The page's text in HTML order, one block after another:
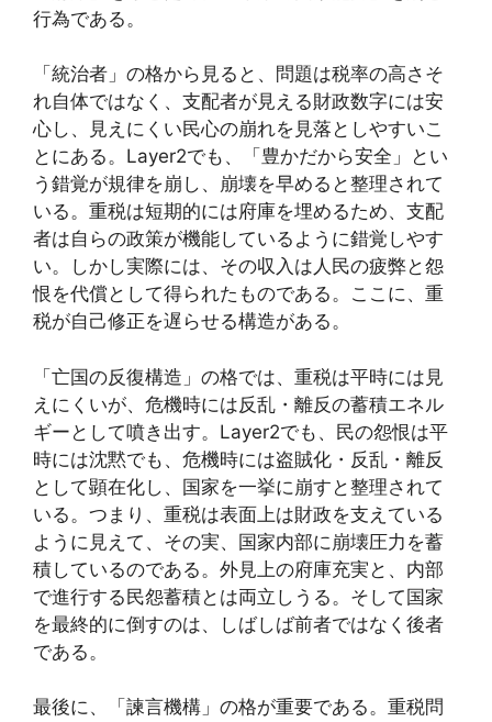
行為である。
「統治者」の格から見ると、問題は税率の高さそ
れ自体ではなく、支配者が見える財政数字には安
心し、見えにくい民心の崩れを見落としやすいこ
とにある。Layer2でも、「豊かだから安全」とい
う錯覚が規律を崩し、崩壊を早めると整理されて
いる。重税は短期的には府庫を埋めるため、支配
者は自らの政策が機能しているように錯覚しやす
い。しかし実際には、その収入は人民の疲弊と怨
恨を代償として得られたものである。ここに、重
税が自己修正を遅らせる構造がある。
「亡国の反復構造」の格では、重税は平時には見
えにくいが、危機時には反乱・離反の蓄積エネル
ギーとして噴き出す。Layer2でも、民の怨恨は平
時には沈黙でも、危機時には盗賊化・反乱・離反
として顕在化し、国家を一挙に崩すと整理されて
いる。つまり、重税は表面上は財政を支えている
ように見えて、その実、国家内部に崩壊圧力を蓄
積しているのである。外見上の府庫充実と、内部
で進行する民怨蓄積とは両立しうる。そして国家
を最終的に倒すのは、しばしば前者ではなく後者
である。
最後に、「諫言機構」の格が重要である。重税問